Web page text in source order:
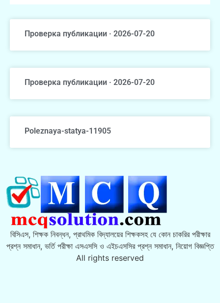
Проверка публикации · 2026-07-20
Проверка публикации · 2026-07-20
Poleznaya-statya-11905
বিসিএস, শিক্ষক নিবন্ধন, প্রাথমিক বিদ্যালয়ের শিক্ষকসহ যে কোন চাকরির পরীক্ষার
প্রশ্ন সমাধান, ভর্তি পরীক্ষা এসএসসি ও এইচএসসির প্রশ্ন সমাধান, নিয়োগ বিজ্ঞপ্তি
All rights reserved